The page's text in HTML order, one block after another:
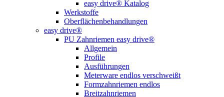
easy drive® Katalog
Werkstoffe
Oberflächenbehandlungen
easy drive®
PU Zahnriemen easy drive®
Allgemein
Profile
Ausführungen
Meterware endlos verschweißt
Formzahnriemen endlos
Breitzahnriemen